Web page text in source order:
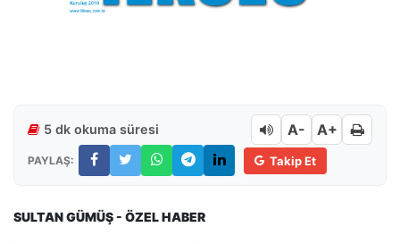
5 dk okuma süresi A- A+
PAYLAŞ: Takip Et
SULTAN GÜMÜŞ - ÖZEL HABER